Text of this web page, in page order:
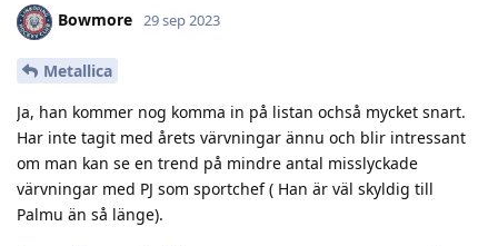
Bowmore 29 sep 2023
Metallica
Ja, han kommer nog komma in på listan ochså mycket snart.
Har inte tagit med årets värvningar ännu och blir intressant
om man kan se en trend på mindre antal misslyckade
värvningar med PJ som sportchef ( Han är väl skyldig till
Palmu än så länge).